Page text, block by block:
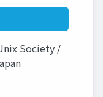
Society /